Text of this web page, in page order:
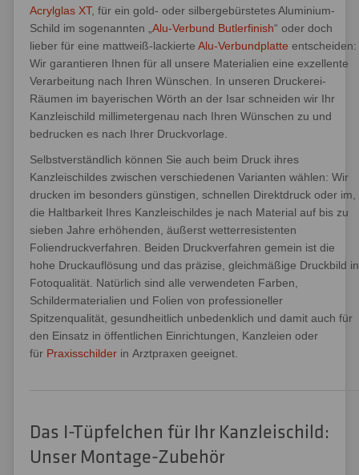
Acrylglas XT, für ein gold- oder silbergebürstetes Aluminium-
Schild im sogenannten „ Alu-Verbund Butlerfinish“ oder doch
lieber für eine mattweiß-lackierte Alu-Verbundplatte entscheiden:
Wir garantieren Ihnen für all unsere Materialien eine exzellente
Verarbeitung nach Ihren Wünschen. In unseren Druckerei-
Räumen im bayerischen Wörth an der Isar schneiden wir Ihr
Kanzleischild millimetergenau nach Ihren Wünschen zu und
bedrucken es nach Ihrer Druckvorlage.
Selbstverständlich können Sie auch beim Druck ihres
Kanzleischildes zwischen verschiedenen Varianten wählen: Wir
drucken im besonders günstigen, schnellen Direktdruck oder im,
die Haltbarkeit Ihres Kanzleischildes je nach Material auf bis zu
sieben Jahre erhöhenden, äußerst wetterresistenten
Foliendruckverfahren. Beiden Druckverfahren gemein ist die
hohe Druckauflösung und das präzise, gleichmäßige Druckbild in
Fotoqualität. Natürlich sind alle verwendeten Farben,
Schildermaterialien und Folien von professioneller
Spitzenqualität, gesundheitlich unbedenklich und damit auch für
den Einsatz in öffentlichen Einrichtungen, Kanzleien oder
für Praxisschilder in Arztpraxen geeignet.
Das I-Tüpfelchen für Ihr Kanzleischild:
Unser Montage-Zubehör